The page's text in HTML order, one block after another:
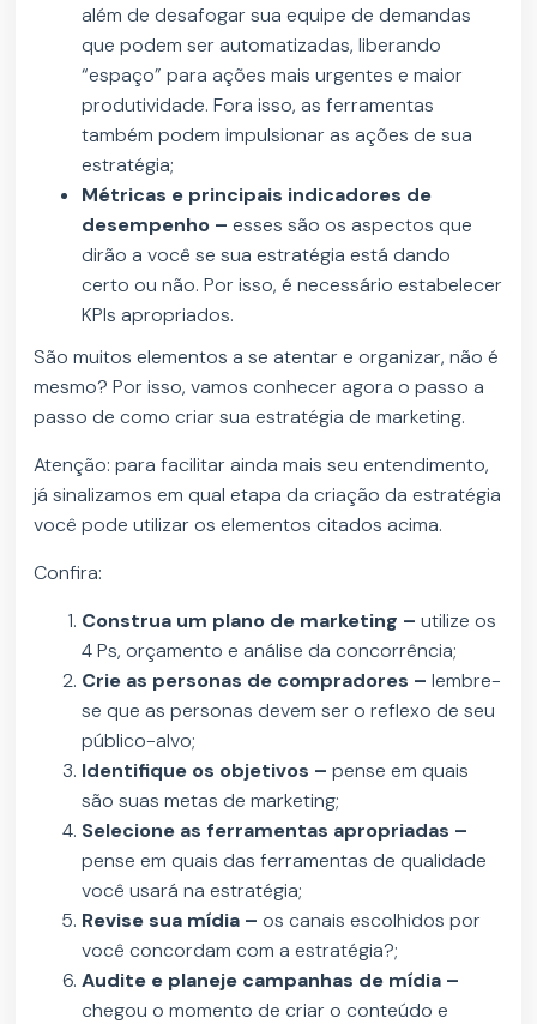
além de desafogar sua equipe de demandas
que podem ser automatizadas, liberando
“espaço” para ações mais urgentes e maior
produtividade. Fora isso, as ferramentas
também podem impulsionar as ações de sua
estratégia;
Métricas e principais indicadores de
desempenho –esses são os aspectos que
dirão a você se sua estratégia está dando
certo ou não. Por isso, é necessário estabelecer
KPIs apropriados.
São muitos elementos a se atentar e organizar, não é
mesmo? Por isso, vamos conhecer agora o passo a
passo de como criar sua estratégia de marketing.
Atenção: para facilitar ainda mais seu entendimento,
já sinalizamos em qual etapa da criação da estratégia
você pode utilizar os elementos citados acima.
Confira:
Construa um plano de marketing –utilize os
4 Ps, orçamento e análise da concorrência;
Crie as personas de compradores –lembre-
se que as personas devem ser o reflexo de seu
público-alvo;
Identifique os objetivos – pense em quais
são suas metas de marketing;
Selecione as ferramentas apropriadas –
pense em quais das ferramentas de qualidade
você usará na estratégia;
Revise sua mídia – os canais escolhidos por
você concordam com a estratégia?;
Audite e planeje campanhas de mídia –
chegou o momento de criar o conteúdo e